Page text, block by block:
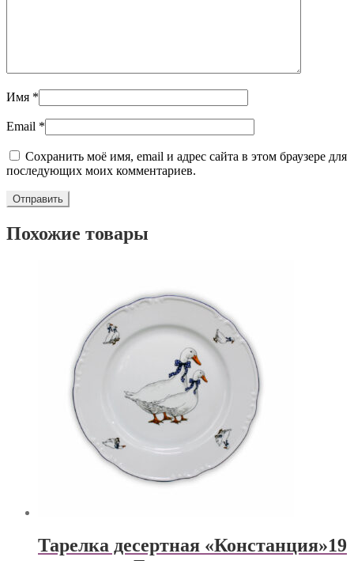
Имя *
Email *
Сохранить моё имя, email и адрес сайта в этом браузере для
последующих моих комментариев.
Похожие товары
Тарелка десертная «Констанция»19